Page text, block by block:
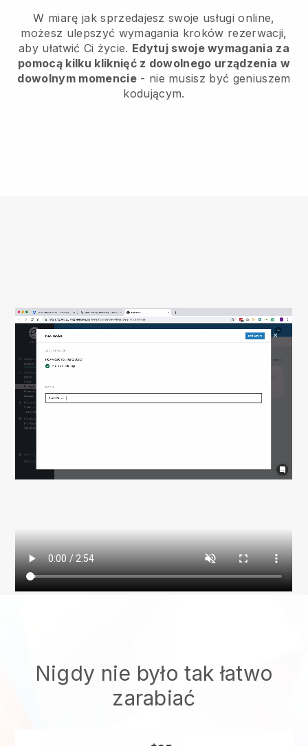
W miarę jak sprzedajesz swoje usługi online,
możesz ulepszyć wymagania kroków rezerwacji,
aby ułatwić Ci życie. Edytuj swoje wymagania za
pomocą kilku kliknięć z dowolnego urządzenia w
dowolnym momencie- nie musisz być geniuszem
kodującym.
Nigdy nie było tak łatwo
zarabiać